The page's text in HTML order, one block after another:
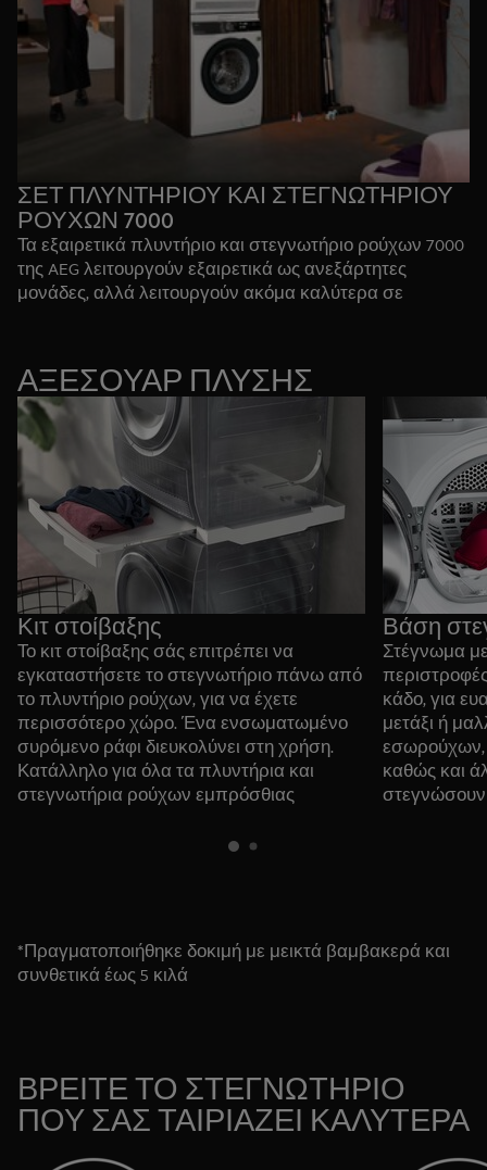
ΣΕΤ ΠΛΥΝΤΗΡΙΟΥ ΚΑΙ ΣΤΕΓΝΩΤΗΡΙΟΥ
ΡΟΥΧΩΝ 7000
Τα εξαιρετικά πλυντήριο και στεγνωτήριο ρούχων 7000
της AEG λειτουργούν εξαιρετικά ως ανεξάρτητες
μονάδες, αλλά λειτουργούν ακόμα καλύτερα σε
ΣΗΜΕΙΩΣΗ: Για να συμπληρώσετε ιδανικά ένα
πλυντήριο ρούχων της σειράς 7000, συνδυάστε το με
ένα στεγνωτήριο της σειράς 8000
Δείτε πλυντήριο ρούχων 7000
Δείτε το στεγνωτήριο 7000
ΑΞΕΣΟΥΑΡ ΠΛΥΣΗΣ
Κιτ στοίβαξης
Το κιτ στοίβαξης σάς επιτρέπει να
εγκαταστήσετε το στεγνωτήριο πάνω από
το πλυντήριο ρούχων, για να έχετε
περισσότερο χώρο. Ένα ενσωματωμένο
συρόμενο ράφι διευκολύνει στη χρήση.
Κατάλληλο για όλα τα πλυντήρια και
στεγνωτήρια ρούχων εμπρόσθιας
Βάση
Στέγνωμα
κάδο, για
μετάξι ή
εσωρούχων,
καθώς και
*Πραγματοποιήθηκε δοκιμή με μεικτά βαμβακερά και
συνθετικά έως 5 κιλά
ΒΡΕΙΤΕ ΤΟ ΣΤΕΓΝΩΤΗΡΙΟ
ΠΟΥ ΣΑΣ ΤΑΙΡΙΑΖΕΙ ΚΑΛΥΤΕΡΑ